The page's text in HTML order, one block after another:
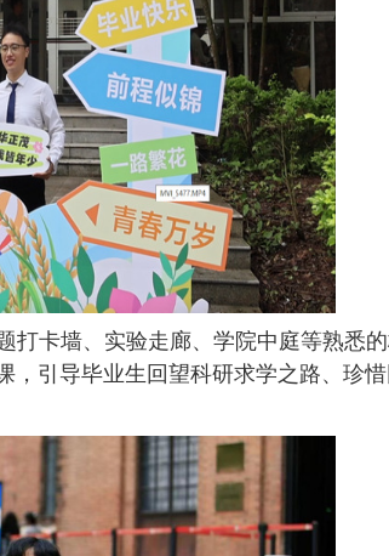
卡墙、实验走廊、学院中庭等熟悉
引导毕业生回望科研求学之路、珍